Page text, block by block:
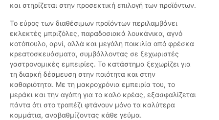
και στηρίζεται στην προσεκτική επιλογή των προϊόντων.
Το εύρος των διαθέσιμων προϊόντων περιλαμβάνει
εκλεκτές μπριζόλες, παραδοσιακά λουκάνικα, αγνό
κοτόπουλο, αρνί, αλλά και μεγάλη ποικιλία από φρέσκα
κρεατοσκευάσματα, συμβάλλοντας σε ξεχωριστές
γαστρονομικές εμπειρίες. Το κατάστημα ξεχωρίζει για
τη διαρκή δέσμευση στην ποιότητα και στην
καθαριότητα. Με τη μακροχρόνια εμπειρία του, το
μεράκι και την αγάπη για το καλό κρέας, εξασφαλίζεται
πάντα ότι στο τραπέζι φτάνουν μόνο τα καλύτερα
κομμάτια, αναβαθμίζοντας κάθε γεύμα.